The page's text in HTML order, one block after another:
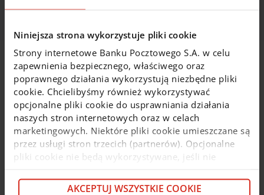
Niniejsza strona wykorzystuje pliki cookie
Strony internetowe Banku Pocztowego S.A. w celu
zapewnienia bezpiecznego, właściwego oraz
poprawnego działania wykorzystują niezbędne pliki
cookie. Chcielibyśmy również wykorzystywać
opcjonalne pliki cookie do usprawniania działania
naszych stron internetowych oraz w celach
marketingowych. Niektóre pliki cookie umieszczane są
przez usługi stron trzecich (partnerów). Opcjonalne
pliki cookie nie będą wykorzystywane, jeśli nie
cookie i partnerach znajdziesz w kolejnych zakładkach
AKCEPTUJ WSZYSTKIE COOKIE
Na skróty
Wybierz konto osobiste
Weź pożyczkę lub kredyt